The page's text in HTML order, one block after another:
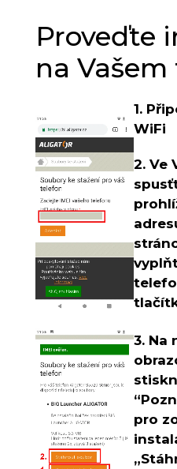
Proveďte
na
1.
WiFi
2. Ve
3. Na
pro